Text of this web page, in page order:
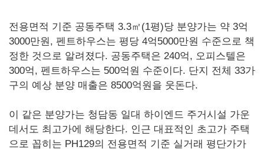
전용면적 기준 공동주택 3.3㎡(1평)당 분양가는 약 3억
3000만원, 펜트하우스는 평당 4억5000만원 수준으로 책
정한 것으로 알려졌다. 공동주택은 240억, 오피스텔은
300억, 펜트하우스는 500억원 수준이다. 단지 전체 33가
구의 예상 분양 매출은 8500억원을 웃돈다.
이 같은 분양가는 청담동 일대 하이엔드 주거시설 가운
데서도 최고가에 해당한다. 인근 대표적인 초고가 주택
으로 꼽히는 PH129의 전용면적 기준 실거래 평단가가